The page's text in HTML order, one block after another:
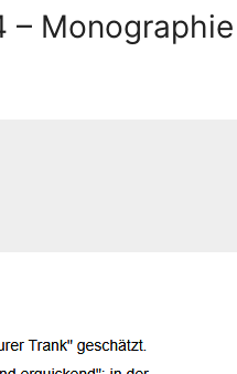
– Monographie